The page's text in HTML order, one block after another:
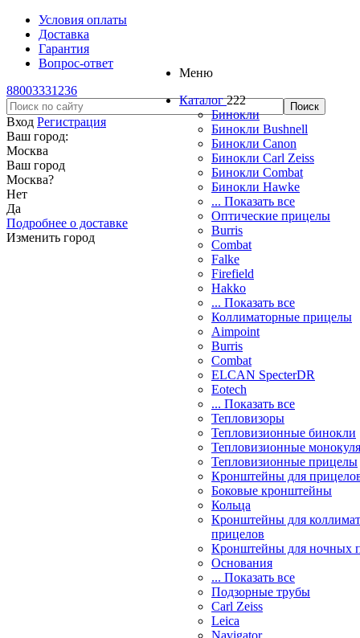
Условия оплаты
Доставка
Гарантия
Вопрос-ответ
88003331236
Вход Регистрация
Ваш город:
Москва
Ваш город
Москва?
Нет
Да
Подробнее о доставке
Изменить город
Меню
Каталог 222
Бинокли
Бинокли Bushnell
Бинокли Canon
Бинокли Carl Zeiss
Бинокли Combat
Бинокли Hawke
... Показать все
Оптические прицелы
Burris
Combat
Falke
Firefield
Hakko
... Показать все
Коллиматорные прицелы
Aimpoint
Burris
Combat
ELCAN SpecterDR
Eotech
... Показать все
Тепловизоры
Тепловизионные бинокли
Тепловизионные
Тепловизионные прицелы
Кронштейны для
Боковые кронштейны
Кольца
Кронштейны для
прицелов
Кронштейны для ночных
Основания
... Показать все
Подзорные трубы
Carl Zeiss
Leica
Navigator